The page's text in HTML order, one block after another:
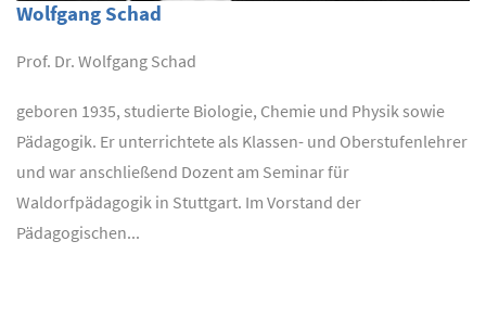
Wolfgang Schad
Prof. Dr. Wolfgang Schad
geboren 1935, studierte Biologie, Chemie und Physik sowie
Pädagogik. Er unterrichtete als Klassen- und Oberstufenlehrer
und war anschließend Dozent am Seminar für
Waldorfpädagogik in Stuttgart. Im Vorstand der
Pädagogischen...